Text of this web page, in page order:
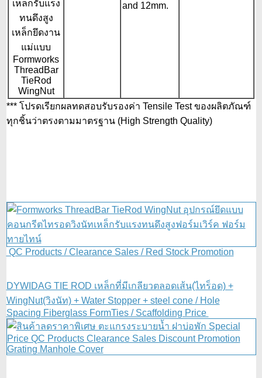
and 12mm.
*** โปรดเรียกผลทดสอบรับรองค่า Tensile Test ของผลิตภัณฑ์
ทุกชิ้นว่าตรงตามมาตรฐาน (High Strength Quality)
QC Products / Clearance Sales / Red Stock Promotion
DYWIDAG TIE ROD เหล็กที่มีเกลียวตลอดเส้น(ไทร็อด) +
WingNut(วิงนัท) + Water Stopper + steel cone / Hole
Spacing Fiberglass FormTies / Scaffolding Price